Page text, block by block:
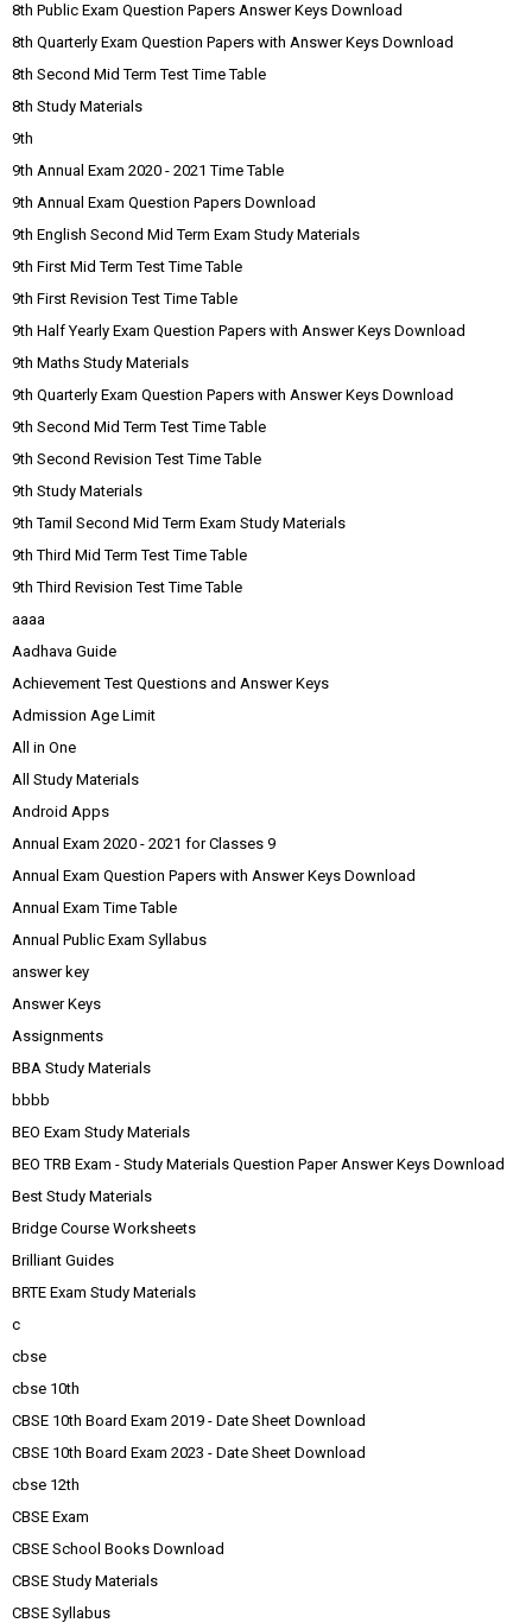
8th Public Exam Question Papers Answer Keys Download
8th Quarterly Exam Question Papers with Answer Keys Download
8th Second Mid Term Test Time Table
8th Study Materials
9th
9th Annual Exam 2020 - 2021 Time Table
9th Annual Exam Question Papers Download
9th English Second Mid Term Exam Study Materials
9th First Mid Term Test Time Table
9th First Revision Test Time Table
9th Half Yearly Exam Question Papers with Answer Keys Download
9th Maths Study Materials
9th Quarterly Exam Question Papers with Answer Keys Download
9th Second Mid Term Test Time Table
9th Second Revision Test Time Table
9th Study Materials
9th Tamil Second Mid Term Exam Study Materials
9th Third Mid Term Test Time Table
9th Third Revision Test Time Table
aaaa
Aadhava Guide
Achievement Test Questions and Answer Keys
Admission Age Limit
All in One
All Study Materials
Android Apps
Annual Exam 2020 - 2021 for Classes 9
Annual Exam Question Papers with Answer Keys Download
Annual Exam Time Table
Annual Public Exam Syllabus
answer key
Answer Keys
Assignments
BBA Study Materials
bbbb
BEO Exam Study Materials
BEO TRB Exam - Study Materials Question Paper Answer Keys Download
Best Study Materials
Bridge Course Worksheets
Brilliant Guides
BRTE Exam Study Materials
c
cbse
cbse 10th
CBSE 10th Board Exam 2019 - Date Sheet Download
CBSE 10th Board Exam 2023 - Date Sheet Download
cbse 12th
CBSE Exam
CBSE School Books Download
CBSE Study Materials
CBSE Syllabus